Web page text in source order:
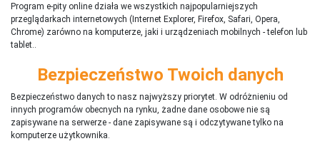
Program e-pity online działa we wszystkich najpopularniejszych
przeglądarkach internetowych (Internet Explorer, Firefox, Safari, Opera,
Chrome) zarówno na komputerze, jaki i urządzeniach mobilnych - telefon lub
tablet..
Bezpieczeństwo Twoich danych
Bezpieczeństwo danych to nasz najwyższy priorytet. W odróżnieniu od
innych programów obecnych na rynku, żadne dane osobowe nie są
zapisywane na serwerze - dane zapisywane są i odczytywane tylko na
komputerze użytkownika.